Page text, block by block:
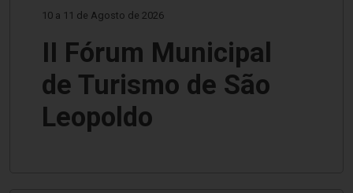
10 a 11 de Agosto de 2026
II Fórum Municipal
de Turismo de São
Leopoldo